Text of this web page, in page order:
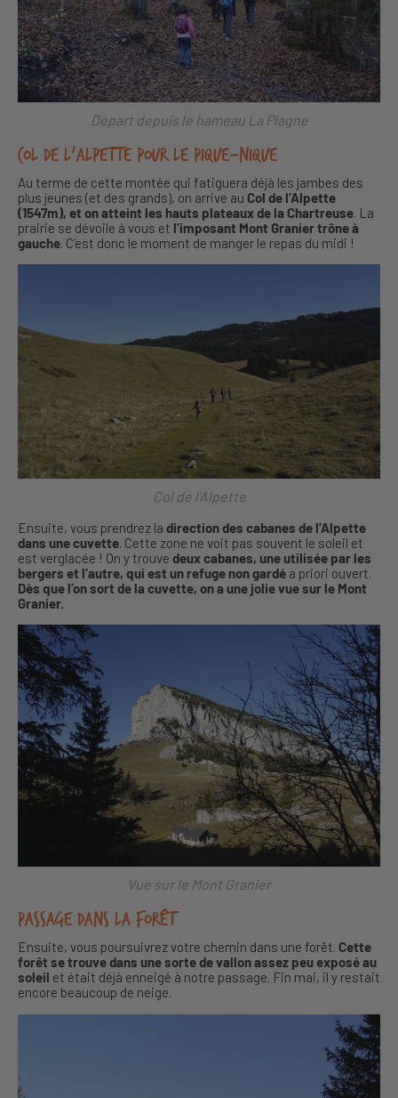
Départ depuis le hameau La Plagne
Col de l’Alpette pour le pique-nique
Au terme de cette montée qui fatiguera déjà les jambes des
plus jeunes (et des grands), on arrive au Col de l’Alpette
(1547m), et on atteint les hauts plateaux de la Chartreuse. La
prairie se dévoile à vous et l’imposant Mont Granier trône à
gauche. C’est donc le moment de manger le repas du midi !
Col de l’Alpette
Ensuite, vous prendrez la direction des cabanes de l’Alpette
dans une cuvette. Cette zone ne voit pas souvent le soleil et
est verglacée ! On y trouve deux cabanes, une utilisée par les
bergers et l’autre, qui est un refuge non gardé a priori ouvert.
Dès que l’on sort de la cuvette, on a une jolie vue sur le Mont
Granier.
Vue sur le Mont Granier
Passage dans la forêt
Ensuite, vous poursuivrez votre chemin dans une forêt. Cette
forêt se trouve dans une sorte de vallon assez peu exposé au
soleil et était déjà enneigé à notre passage. Fin mai, il y restait
encore beaucoup de neige.